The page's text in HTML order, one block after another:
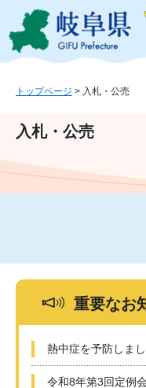
ジ
ュ
文
トップページ > 入札・公売
入札・公売
重要なお
熱中症を予防しま
令和8年第3回定例